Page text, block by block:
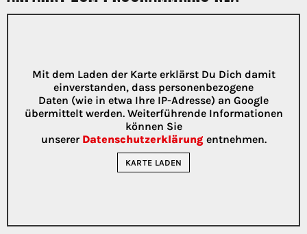
Mit dem Laden der Karte erklärst Du Dich damit
einverstanden, dass personenbezogene
Daten (wie in etwa Ihre IP-Adresse) an Google
übermittelt werden. Weiterführende Informationen
können Sie
unserer Datenschutzerklärung entnehmen.
KARTE LADEN